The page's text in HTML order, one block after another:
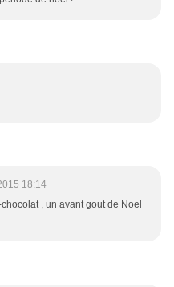
18:14
, un avant gout de Noel